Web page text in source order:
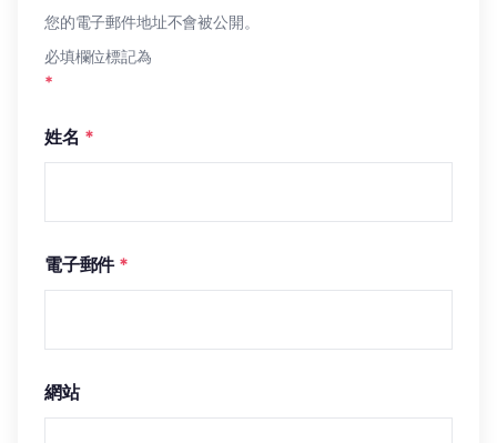
您的電子郵件地址不會被公開。
必填欄位標記為
*
姓名 *
電子郵件 *
網站